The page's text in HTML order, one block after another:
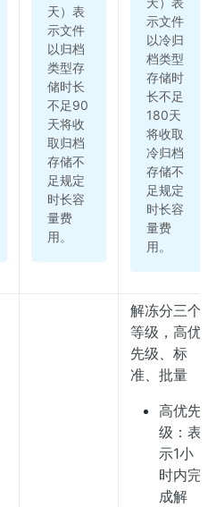
天）表
示文件
以归档
类型存
储时长
不足90
天将收
取归档
存储不
足规定
时长容
量费
用。
示文件
以冷归
档类型
存储时
长不足
180天
将收取
冷归档
存储不
足规定
时长容
量费
用。
解冻分三个
等级，高优
先级、标
准、批量
高优先
级：表
示1小
时内完
成解